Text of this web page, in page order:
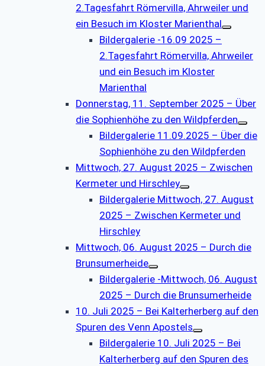
2.Tagesfahrt Römervilla, Ahrweiler und
ein Besuch im Kloster Marienthal
Bildergalerie -16.09 2025 –
2.Tagesfahrt Römervilla, Ahrweiler
und ein Besuch im Kloster
Marienthal
Donnerstag, 11. September 2025 – Über
die Sophienhöhe zu den Wildpferden
Bildergalerie 11.09.2025 – Über die
Sophienhöhe zu den Wildpferden
Mittwoch, 27. August 2025 – Zwischen
Kermeter und Hirschley
Bildergalerie Mittwoch, 27. August
2025 – Zwischen Kermeter und
Hirschley
Mittwoch, 06. August 2025 – Durch die
Brunsumerheide
Bildergalerie -Mittwoch, 06. August
2025 – Durch die Brunsumerheide
10. Juli 2025 – Bei Kalterherberg auf den
Spuren des Venn Apostels
Bildergalerie 10. Juli 2025 – Bei
Kalterherberg auf den Spuren des